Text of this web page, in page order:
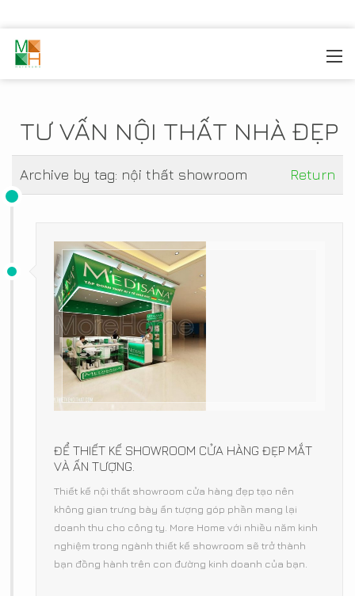
TƯ VẤN NỘI THẤT NHÀ ĐẸP
Archive by tag: nội thất showroom Return
ĐỂ THIẾT KẾ SHOWROOM CỬA HÀNG ĐẸP MẮT
VÀ ẤN TƯỢNG.
Thiết kế nội thất showroom cửa hàng đẹp tạo nên
không gian trưng bày ấn tượng góp phần mang lại
doanh thu cho công ty. More Home với nhiều năm kinh
nghiệm trong ngành thiết kế showroom sẽ trở thành
bạn đồng hành trên con đường kinh doanh của bạn.